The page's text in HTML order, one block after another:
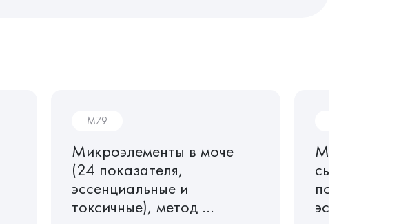
M79
Микроэлементы в моче
(24 показателя,
эссенциальные и
токсичные), метод ...
сыворотке
показателя,